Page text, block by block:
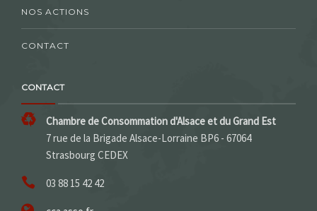
NOS ACTIONS
CONTACT
CONTACT
Chambre de Consommation d'Alsace et du Grand Est
7 rue de la Brigade Alsace-Lorraine BP6 - 67064
Strasbourg CEDEX
03 88 15 42 42